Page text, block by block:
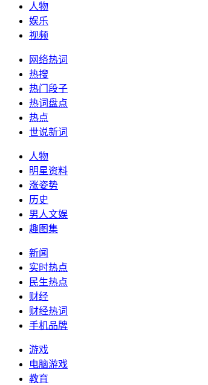
人物
娱乐
视频
网络热词
热搜
热门段子
热词盘点
热点
世说新词
人物
明星资料
涨姿势
历史
男人文娱
趣图集
新闻
实时热点
民生热点
财经
财经热词
手机品牌
游戏
电脑游戏
教育